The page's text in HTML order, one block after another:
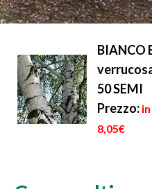
BIANCO
50 SEMI
Prezzo:
8,05€